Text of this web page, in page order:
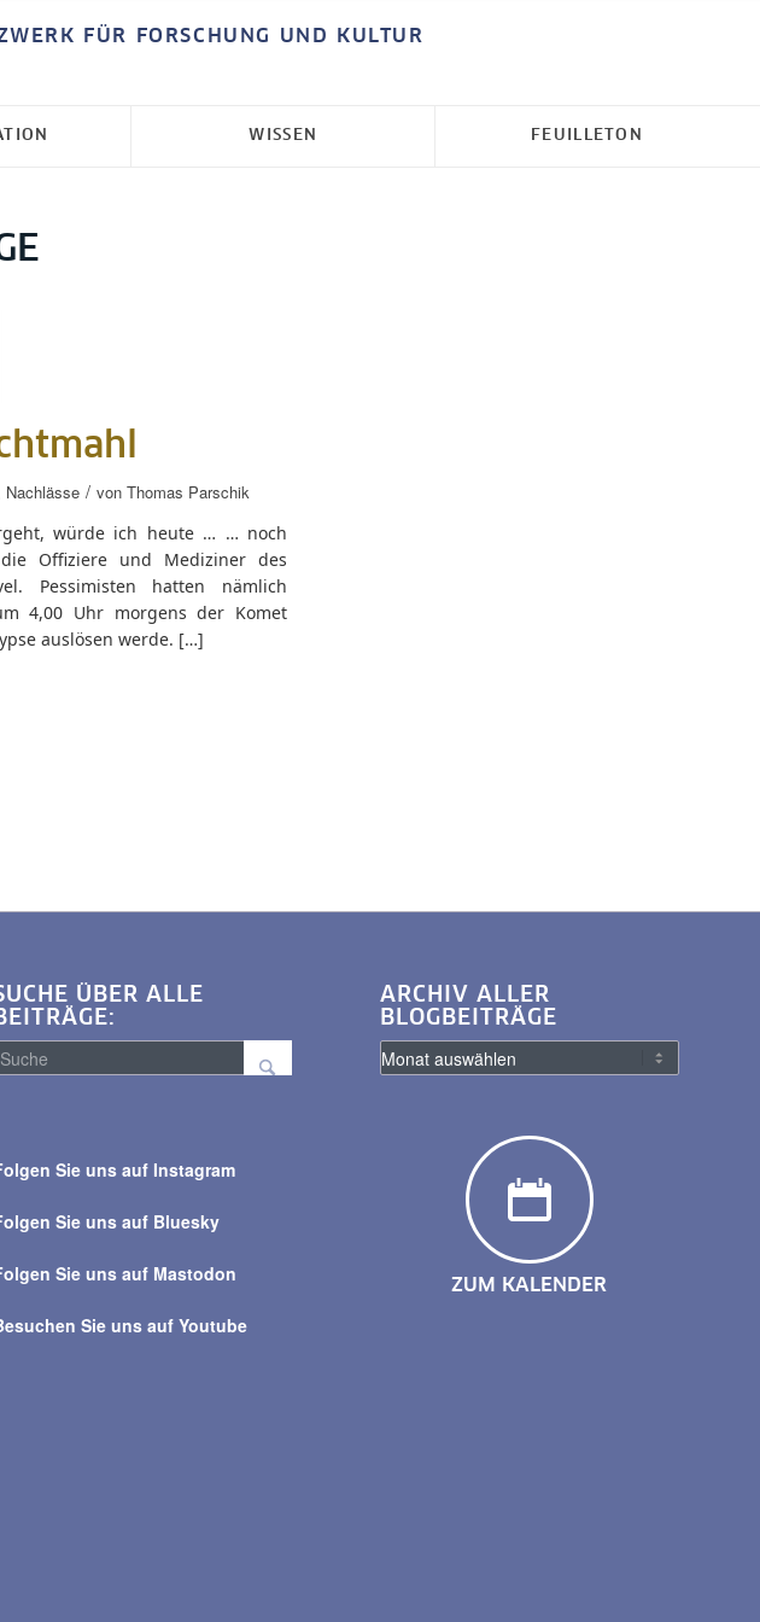
FÜR FORSCHUNG UND KULTUR
WISSEN FEUILLETON
Nachlässe / von Thomas Parschik
würde ich heute … … noch
Offiziere und Mediziner des
Pessimisten hatten nämlich
4,00 Uhr morgens der Komet
auslösen werde. […]
ÜBER ALLE
Sie uns auf Instagram
Sie uns auf Bluesky
Sie uns auf Mastodon
Sie uns auf Youtube
ARCHIV ALLER
BLOGBEITRÄGE
ZUM KALENDER